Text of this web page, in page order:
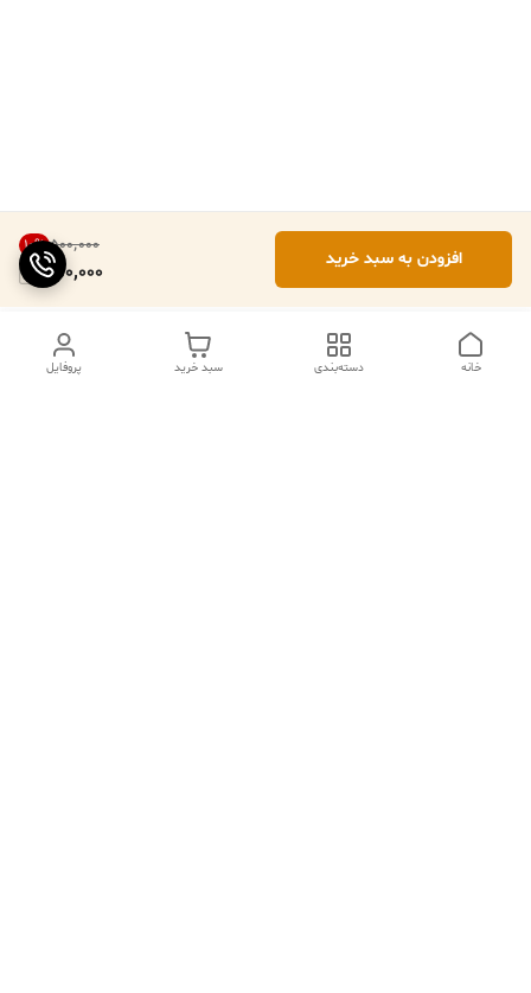
۵۰۰٬۰۰۰ 10%
450,000
افزودن به سبد خرید
پروفایل سبد خرید دسته‌بندی خانه